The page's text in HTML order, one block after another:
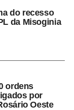
de 27 de
informará data,
do recesso
da Misoginia
ordens
por
Oeste